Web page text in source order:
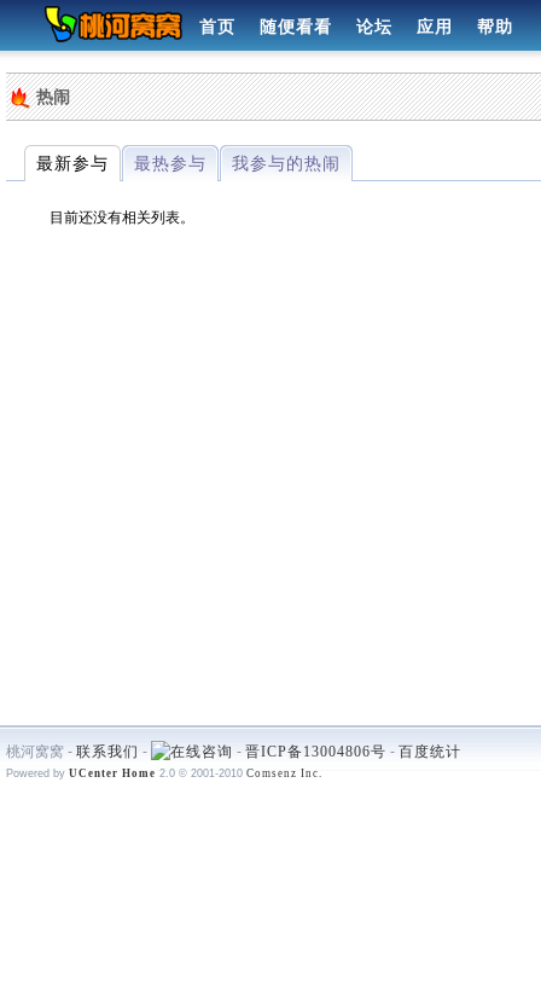
首页 随便看看 论坛 应用 帮助
热闹
最新参与 最热参与 我参与的热闹
目前还没有相关列表。
桃河窝窝 - 联系我们 - - 晋ICP备13004806号 - 百度统计
Powered by UCenter Home 2.0 © 2001-2010 Comsenz Inc.